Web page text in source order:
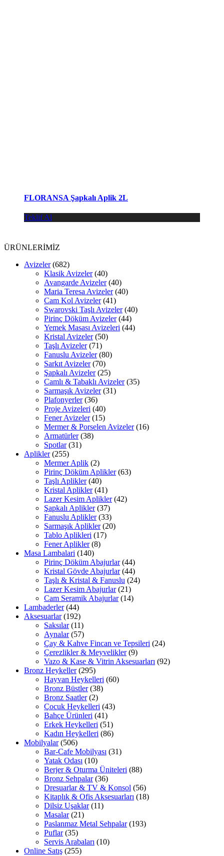
FLORANSA Şapkalı Aplik 2L
Teklif Al
ÜRÜNLERİMİZ
Avizeler (682)
Klasik Avizeler (40)
Avangarde Avizeler (40)
Maria Teresa Avizeler (40)
Cam Kol Avizeler (41)
Swarovski Taşlı Avizeler (40)
Pirinç Döküm Avizeler (44)
Yemek Masası Avizeleri (44)
Kristal Avizeler (50)
Taşlı Avizeler (71)
Fanuslu Avizeler (80)
Sarkıt Avizeler (70)
Şapkalı Avizeler (25)
Camlı & Tabaklı Avizeler (35)
Sarmaşık Avizeler (31)
Plafonyerler (36)
Proje Avizeleri (40)
Fener Avizeler (15)
Mermer & Porselen Avizeler (16)
Armatürler (38)
Spotlar (31)
Aplikler (255)
Mermer Aplik (2)
Pirinç Döküm Aplikler (63)
Taşlı Aplikler (40)
Kristal Aplikler (41)
Lazer Kesim Aplikler (42)
Şapkalı Aplikler (37)
Fanuslu Aplikler (33)
Sarmaşık Aplikler (20)
Tablo Aplikleri (17)
Fener Aplikler (8)
Masa Lambalari (140)
Pirinç Döküm Abajurlar (44)
Kristal Gövde Abajurlar (44)
Taşlı & Kristal & Fanuslu (24)
Lazer Kesim Abajurlar (21)
Cam Seramik Abajurlar (14)
Lambaderler (44)
Aksesuarlar (192)
Saksılar (11)
Aynalar (57)
Çay & Kahve Fincan ve Tepsileri (24)
Çerezlikler & Meyvelikler (9)
Vazo & Kase & Vitrin Aksesuarları (92)
Bronz Heykeller (295)
Hayvan Heykelleri (60)
Bronz Büstler (38)
Bronz Saatler (2)
Çocuk Heykelleri (43)
Bahçe Ürünleri (41)
Erkek Heykelleri (51)
Kadın Heykelleri (86)
Mobilyalar (506)
Bar-Cafe Mobilyası (31)
Yatak Odası (10)
Berjer & Oturma Üniteleri (88)
Bronz Sehpalar (36)
Dresuarlar & TV & Konsol (56)
Kitaplık & Ofis Aksesuarları (18)
Dilsiz Uşaklar (11)
Masalar (21)
Paslanmaz Metal Sehpalar (193)
Puflar (35)
Servis Arabaları (10)
Online Satış (255)